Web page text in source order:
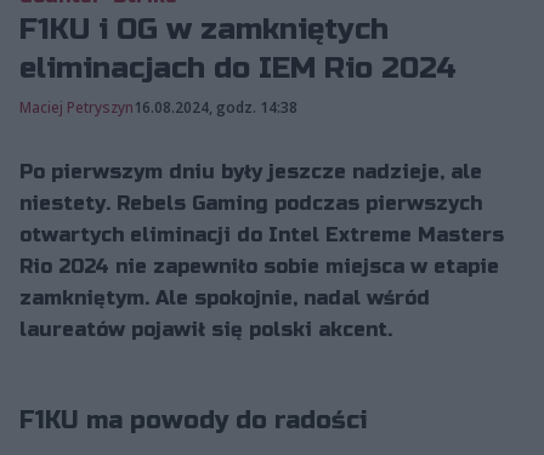
F1KU i OG w zamkniętych
eliminacjach do IEM Rio 2024
Maciej Petryszyn16.08.2024, godz. 14:38
Po pierwszym dniu były jeszcze nadzieje, ale
niestety. Rebels Gaming podczas pierwszych
otwartych eliminacji do Intel Extreme Masters
Rio 2024 nie zapewniło sobie miejsca w etapie
zamkniętym. Ale spokojnie, nadal wśród
laureatów pojawił się polski akcent.
F1KU ma powody do radości